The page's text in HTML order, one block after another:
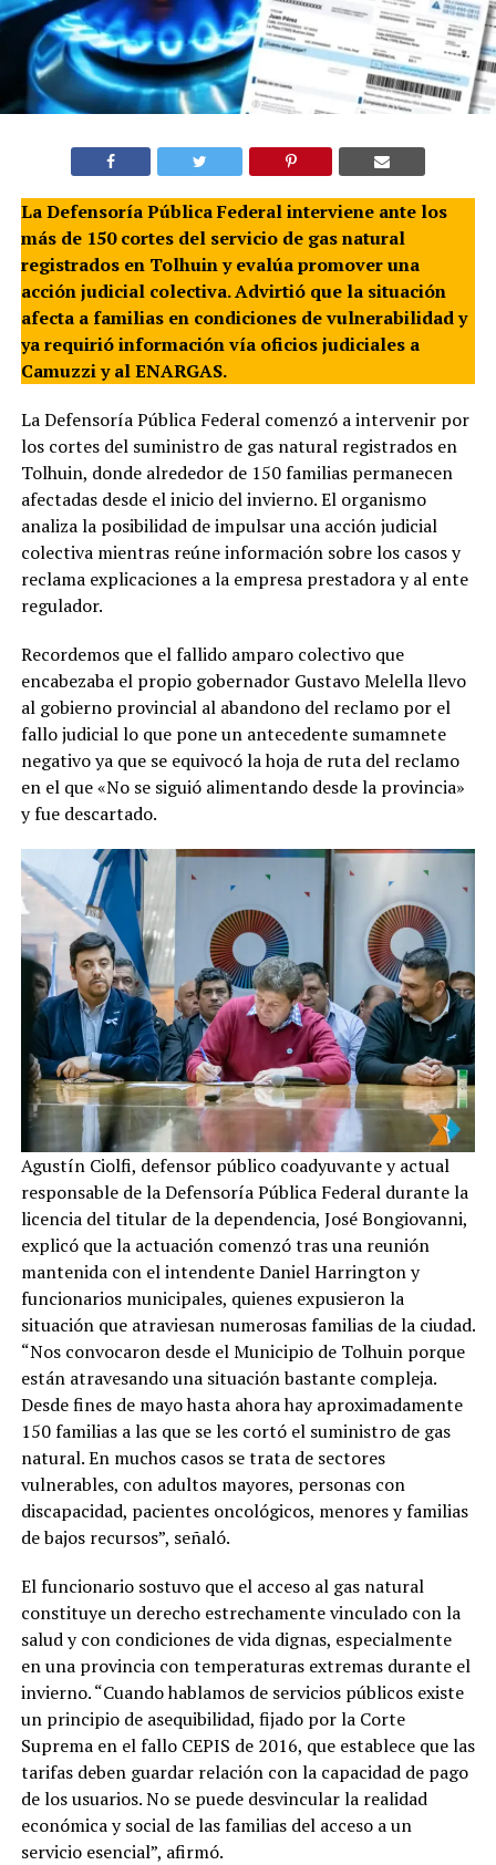
La Defensoría Pública Federal interviene ante los
más de 150 cortes del servicio de gas natural
registrados en Tolhuin y evalúa promover una
acción judicial colectiva. Advirtió que la situación
afecta a familias en condiciones de vulnerabilidad y
ya requirió información vía oficios judiciales a
Camuzzi y al ENARGAS.
La Defensoría Pública Federal comenzó a intervenir por
los cortes del suministro de gas natural registrados en
Tolhuin, donde alrededor de 150 familias permanecen
afectadas desde el inicio del invierno. El organismo
analiza la posibilidad de impulsar una acción judicial
colectiva mientras reúne información sobre los casos y
reclama explicaciones a la empresa prestadora y al ente
regulador.
Recordemos que el fallido amparo colectivo que
encabezaba el propio gobernador Gustavo Melella llevo
al gobierno provincial al abandono del reclamo por el
fallo judicial lo que pone un antecedente sumamnete
negativo ya que se equivocó la hoja de ruta del reclamo
en el que «No se siguió alimentando desde la provincia»
y fue descartado.
Agustín Ciolfi, defensor público coadyuvante y actual
responsable de la Defensoría Pública Federal durante la
licencia del titular de la dependencia, José Bongiovanni,
explicó que la actuación comenzó tras una reunión
mantenida con el intendente Daniel Harrington y
funcionarios municipales, quienes expusieron la
situación que atraviesan numerosas familias de la ciudad.
“Nos convocaron desde el Municipio de Tolhuin porque
están atravesando una situación bastante compleja.
Desde fines de mayo hasta ahora hay aproximadamente
150 familias a las que se les cortó el suministro de gas
natural. En muchos casos se trata de sectores
vulnerables, con adultos mayores, personas con
discapacidad, pacientes oncológicos, menores y familias
de bajos recursos”, señaló.
El funcionario sostuvo que el acceso al gas natural
constituye un derecho estrechamente vinculado con la
salud y con condiciones de vida dignas, especialmente
en una provincia con temperaturas extremas durante el
invierno. “Cuando hablamos de servicios públicos existe
un principio de asequibilidad, fijado por la Corte
Suprema en el fallo CEPIS de 2016, que establece que las
tarifas deben guardar relación con la capacidad de pago
de los usuarios. No se puede desvincular la realidad
económica y social de las familias del acceso a un
servicio esencial”, afirmó.